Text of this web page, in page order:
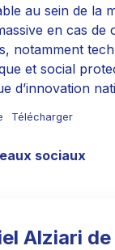
au sein de la
en cas
notamment
et social
d’innovation
Télécharger
sociaux
Alziari